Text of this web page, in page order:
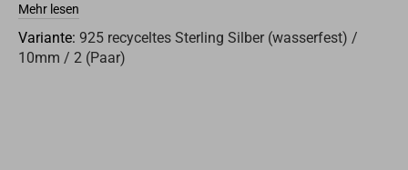
Mehr lesen
925 recyceltes Sterling Silber (wasserfest) /
10mm / 2 (Paar)